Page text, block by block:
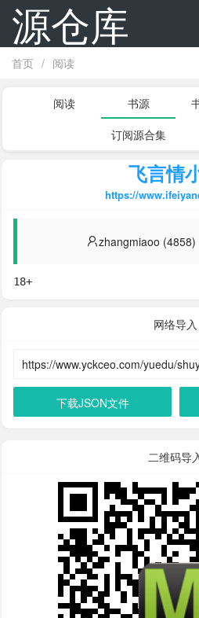
源仓库
首页 / 阅读
阅读 书源
订阅源合集
飞言情
https://
zhangmiaoo (4858)
18+
网络导入
下载JSON文件
二维码导